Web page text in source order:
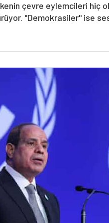
çevre eylemcileri hiç
"Demokrasiler" ise